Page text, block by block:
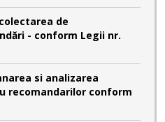
de
- conform Legii nr.
si analizarea
recomandarilor conform